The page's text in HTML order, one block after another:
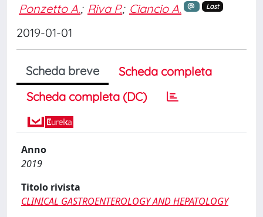
Ponzetto A.; Riva P.; Ciancio A. Last
2019-01-01
Scheda breve
Scheda completa
Scheda completa (DC)
Anno
2019
Titolo rivista
CLINICAL GASTROENTEROLOGY AND HEPATOLOGY